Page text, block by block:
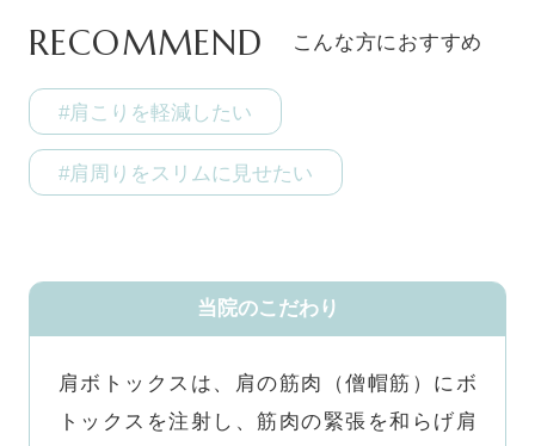
RECOMMEND こんな方におすすめ
#肩こりを軽減したい
#肩周りをスリムに見せたい
当院のこだわり
肩ボトックスは、肩の筋肉（僧帽筋）にボ
トックスを注射し、筋肉の緊張を和らげ肩